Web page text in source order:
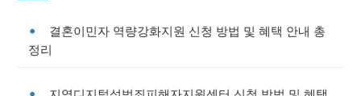
결혼이민자 역량강화지원 신청 방법 및 혜택 안내 총
정리